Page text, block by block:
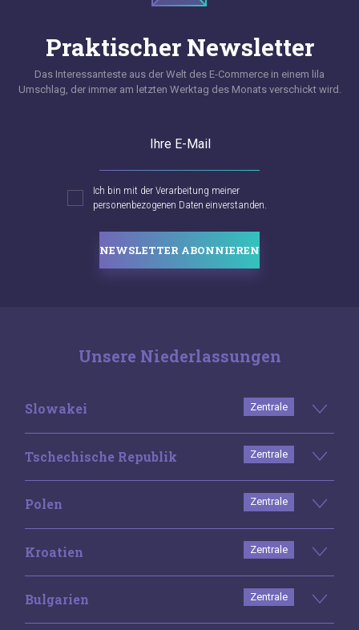
Praktischer Newsletter
Das Interessanteste aus der Welt des E-Commerce in einem lila
Umschlag, der immer am letzten Werktag des Monats verschickt wird.
Ihre E-Mail
Ich bin mit der Verarbeitung meiner
personenbezogenen Daten einverstanden.
NEWSLETTER ABONNIEREN
Unsere Niederlassungen
Slowakei Zentrale
Tschechische Republik Zentrale
Polen Zentrale
Kroatien Zentrale
Bulgarien Zentrale